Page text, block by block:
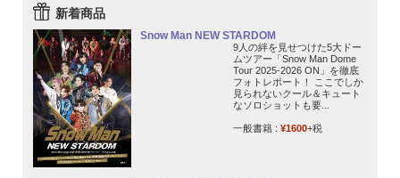
新着商品
Snow Man NEW STARDOM
9人の絆を見せつけた5大ドー
ムツアー「Snow Man Dome
Tour 2025-2026 ON」を徹底
フォトレポート！ ここでしか
見られないクール＆キュート
なソロショットも要...
一般書籍 : ¥1600+税